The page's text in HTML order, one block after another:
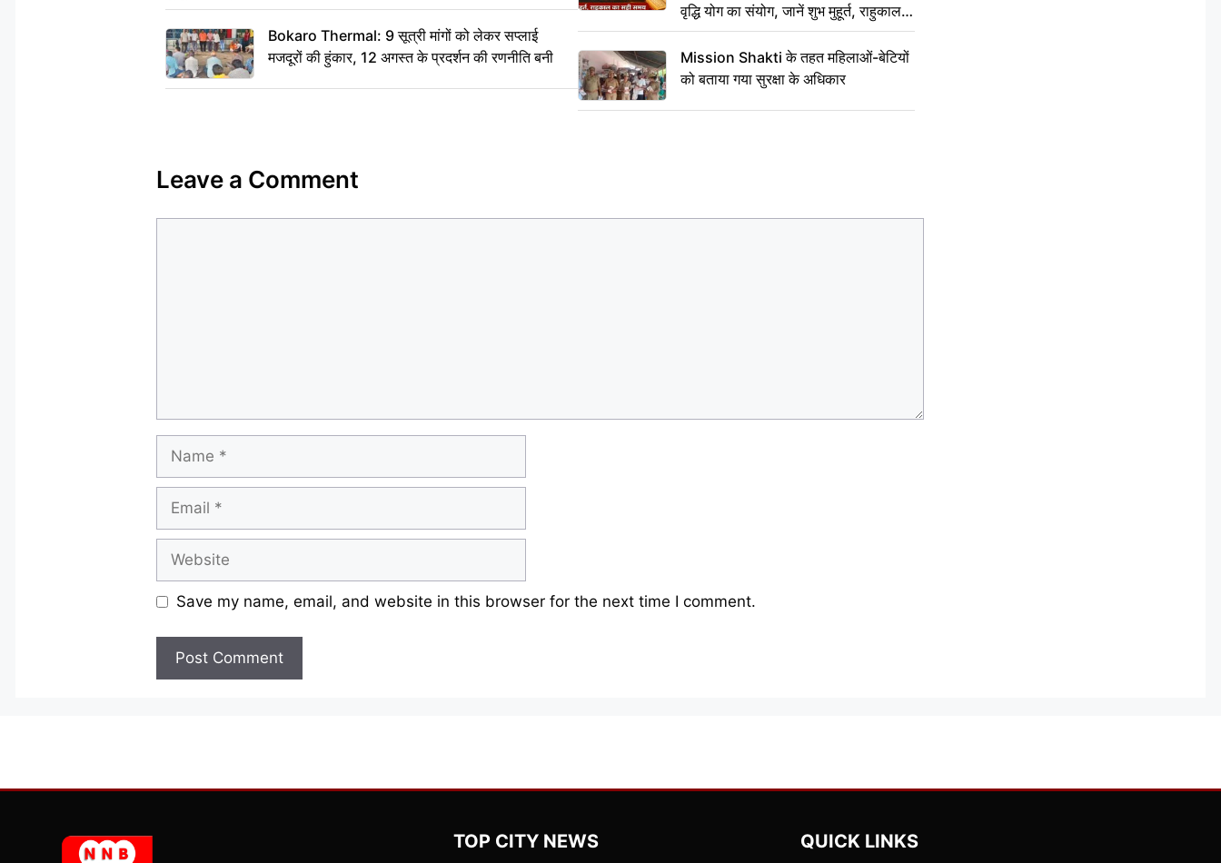
Bokaro Thermal: 9 सूत्री मांगों को लेकर सप्लाई
मजदूरों की हुंकार, 12 अगस्त के प्रदर्शन की रणनीति बनी
वृद्धि योग का संयोग, जानें शुभ मुहूर्त, राहुकाल
का सही समय
Mission Shakti के तहत महिलाओं-बेटियों
को बताया गया सुरक्षा के अधिकार
Leave a Comment
Name
Email
Website
Save my name, email, and website in this browser for the next time I comment.
TOP CITY NEWS QUICK LINKS